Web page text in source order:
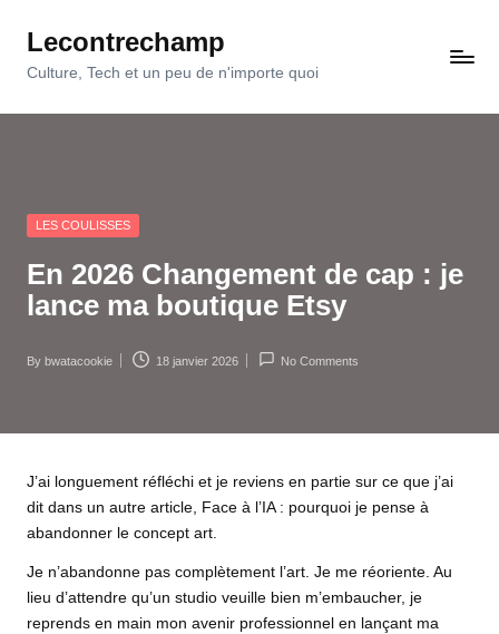
SkipLecontrechamp
Culture, Tech et un peu de n'importe quoi
Posted
LES COULISSES
En 2026 Changement de cap : je
lance ma boutique Etsy
Posted
By bwatacookie 18 janvier 2026 No Comments
J’ai longuement réfléchi et je reviens en partie sur ce que j’ai
dit dans un autre article, Face à l’IA : pourquoi je pense à
abandonner le concept art
Je n’abandonne pas complètement l’art. Je me réoriente. Au
lieu d’attendre qu’un studio veuille bien m’embaucher, je
reprends en main mon avenir professionnel en lançant ma